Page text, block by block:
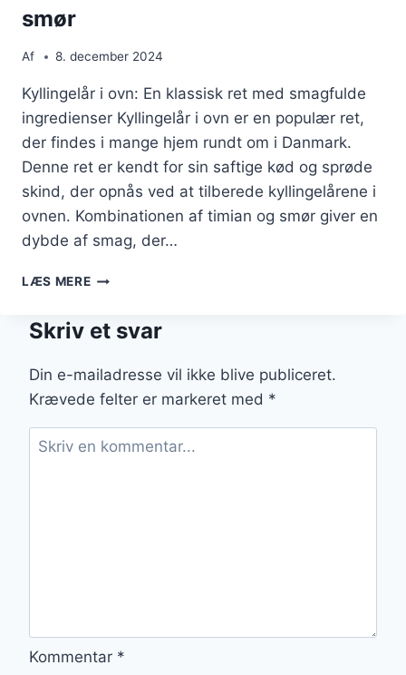
smør
Af 8. december 2024
Kyllingelår i ovn: En klassisk ret med smagfulde
ingredienser Kyllingelår i ovn er en populær ret,
der findes i mange hjem rundt om i Danmark.
Denne ret er kendt for sin saftige kød og sprøde
skind, der opnås ved at tilberede kyllingelårene i
ovnen. Kombinationen af timian og smør giver en
dybde af smag, der…
LÆS MEREKYLLINGELÅR
MED
OG
SMØR
Skriv et svar
Din e-mailadresse vil ikke blive publiceret.
Krævede felter er markeret med *
Kommentar *